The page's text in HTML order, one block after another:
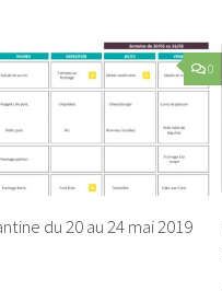
0
du 20 au 24 mai 2019